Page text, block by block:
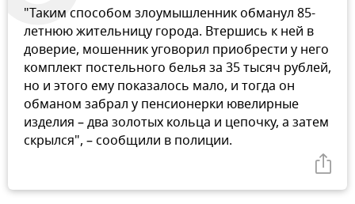
"Таким способом злоумышленник обманул 85-
летнюю жительницу города. Втершись к ней в
доверие, мошенник уговорил приобрести у него
комплект постельного белья за 35 тысяч рублей,
но и этого ему показалось мало, и тогда он
обманом забрал у пенсионерки ювелирные
изделия – два золотых кольца и цепочку, а затем
скрылся", – сообщили в полиции.